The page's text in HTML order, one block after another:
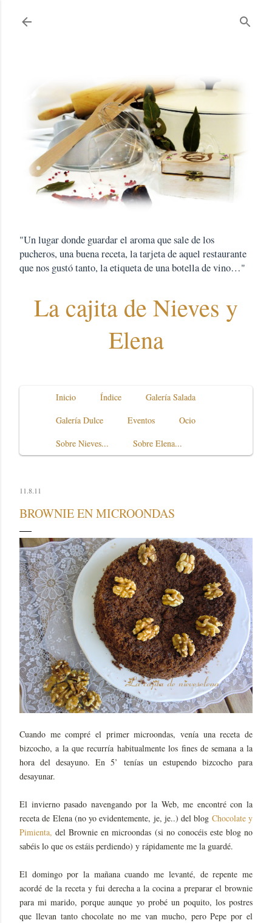
"Un lugar donde guardar el aroma que sale de los
pucheros, una buena receta, la tarjeta de aquel restaurante
que nos gustó tanto, la etiqueta de una botella de vino…"
La cajita de Nieves y
Elena
Inicio Índice
Galería Salada
Galería Dulce
Eventos
Ocio
Sobre Nieves...
Sobre Elena...
11.8.11
BROWNIE EN MICROONDAS
Cuando me compré el primer microondas, venía una receta de
bizcocho, a la que recurría habitualmente los fines de semana a la
hora del desayuno. En 5’ tenías un estupendo bizcocho para
desayunar.
El invierno pasado navengando por la Web, me encontré con la
receta de Elena (no yo evidentemente, je, je..) del blog Chocolate y
Pimienta, del Brownie en microondas (si no conocéis este blog no
sabéis lo que os estáis perdiendo) y rápidamente me la guardé.
El domingo por la mañana cuando me levanté, de repente me
acordé de la receta y fui derecha a la cocina a preparar el brownie
para mi marido, porque aunque yo probé un poquito, los postres
que llevan tanto chocolate no me van mucho, pero Pepe por el